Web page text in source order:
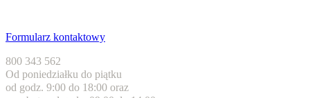
Formularz kontaktowy
800 343 562
Od poniedziałku do piątku
od godz. 9:00 do 18:00 oraz